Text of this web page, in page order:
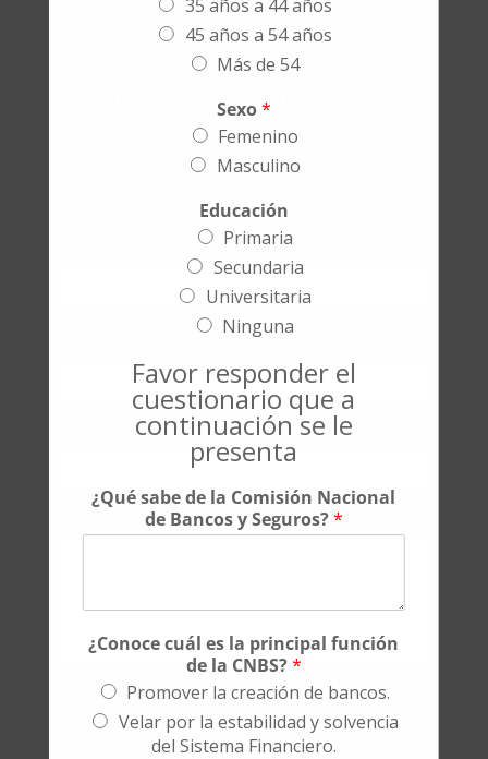
Consultas y Comentarios
Generales sobre la CNBS
Asunto o Tema: *
Comentario o Mensaje*
35 años a 44 años
45 años a 54 años
Más de 54
Sexo*
Femenino
Masculino
Educación
Primaria
Secundaria
Universitaria
Ninguna
Favor responder el
cuestionario que a
continuación se le
presenta
¿Qué sabe de la Comisión Nacional
de Bancos y Seguros?*
¿Conoce cuál es la principal función
de la CNBS?*
Promover la creación de bancos.
Velar por la estabilidad y solvencia
del Sistema Financiero.